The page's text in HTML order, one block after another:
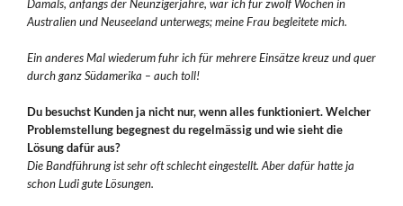
Damals, anfangs der Neunzigerjahre, war ich für zwölf Wochen in
Australien und Neuseeland unterwegs; meine Frau begleitete mich.
Ein anderes Mal wiederum fuhr ich für mehrere Einsätze kreuz und quer
durch ganz Südamerika – auch toll!
Du besuchst Kunden ja nicht nur, wenn alles funktioniert. Welcher
Problemstellung begegnest du regelmässig und wie sieht die
Lösung dafür aus?
Die Bandführung ist sehr oft schlecht eingestellt. Aber dafür hatte ja
schon Ludi gute Lösungen.